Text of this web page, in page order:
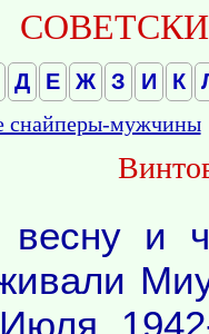
Д Е Ж З И К
снайперы-мужчины
и